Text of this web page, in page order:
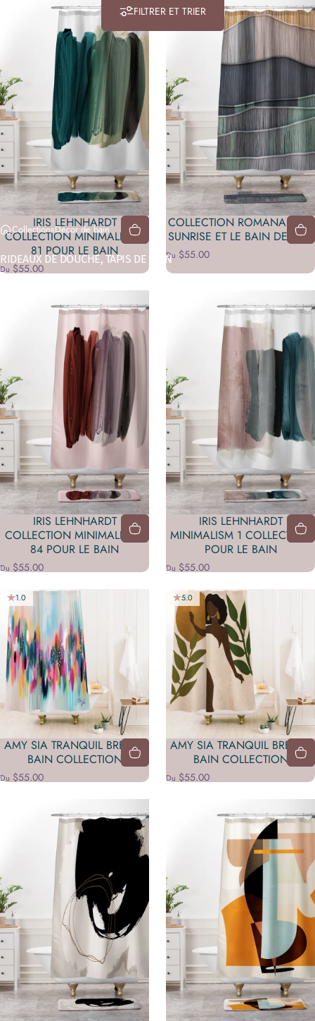
CollectionsDécor de bain
RIDEAUX DE DOUCHE, TAPIS DE BAIN
FILTRER ET TRIER
IRIS LEHNHARDT
COLLECTION MINIMALISME
81 POUR LE BAIN
Du $55.00
COLLECTION ROMANA LILIC
SUNRISE ET LE BAIN DE MER
Du $55.00
IRIS LEHNHARDT
COLLECTION MINIMALISME
84 POUR LE BAIN
Du $55.00
IRIS LEHNHARDT
MINIMALISM 1 COLLECTION
POUR LE BAIN
Du $55.00
1.0
AMY SIA TRANQUIL BREATH
BAIN COLLECTION
Du $55.00
5.0
AMY SIA TRANQUIL BREATH
BAIN COLLECTION
Du $55.00